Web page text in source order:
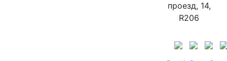
проезд, 14,
R206